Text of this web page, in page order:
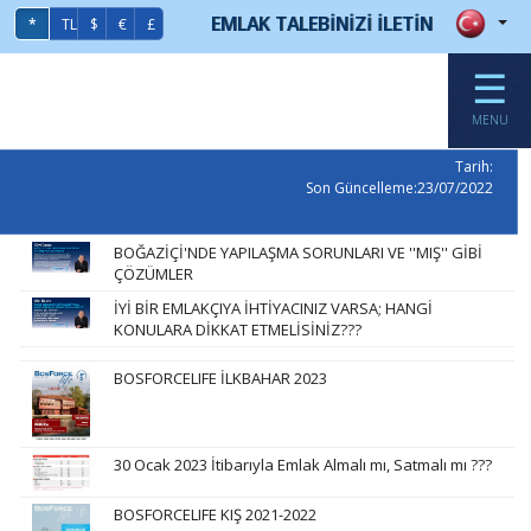
* TL $ € £ EMLAK TALEBİNİZİ İLETİN
☰
MENU
Tarih:
Son Güncelleme:23/07/2022
BOĞAZİÇİ'NDE YAPILAŞMA SORUNLARI VE ''MIŞ'' GİBİ
ÇÖZÜMLER
İYİ BİR EMLAKÇIYA İHTİYACINIZ VARSA; HANGİ
KONULARA DİKKAT ETMELİSİNİZ???
BOSFORCELIFE İLKBAHAR 2023
30 Ocak 2023 İtibarıyla Emlak Almalı mı, Satmalı mı ???
BOSFORCELIFE KIŞ 2021-2022